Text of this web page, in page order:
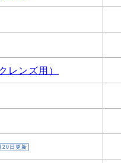
レンズ用）
20日更新